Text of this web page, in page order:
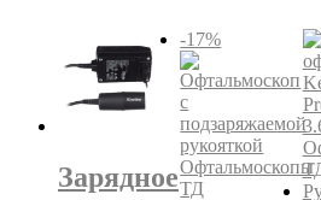
Зарядное
-17%